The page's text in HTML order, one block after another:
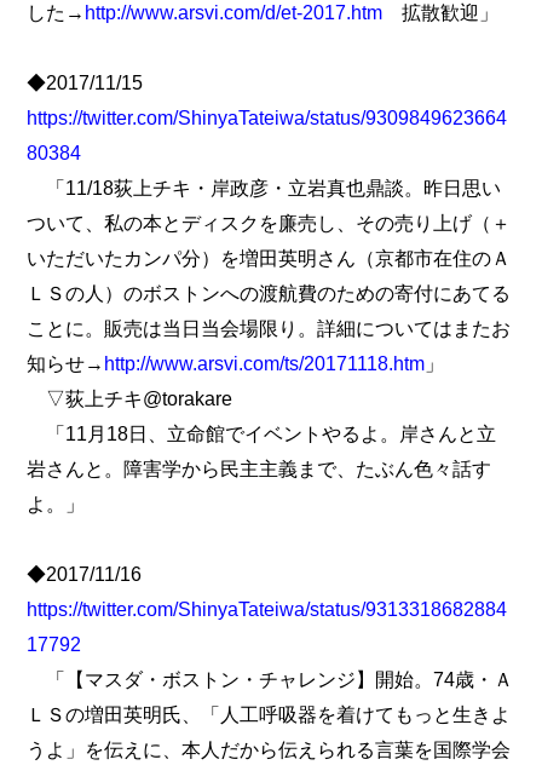
した→ http://www.arsvi.com/d/et-2017.htm 拡散歓迎」
◆2017/11/15
https://twitter.com/ShinyaTateiwa/status/9309849623664
80384
「11/18荻上チキ・岸政彦・立岩真也鼎談。昨日思い
ついて、私の本とディスクを廉売し、その売り上げ（＋
いただいたカンパ分）を増田英明さん（京都市在住のＡ
ＬＳの人）のボストンへの渡航費のための寄付にあてる
ことに。販売は当日当会場限り。詳細についてはまたお
知らせ→ http://www.arsvi.com/ts/20171118.htm 」
▽荻上チキ@torakare
「11月18日、立命館でイベントやるよ。岸さんと立
岩さんと。障害学から民主主義まで、たぶん色々話す
よ。」
◆2017/11/16
https://twitter.com/ShinyaTateiwa/status/9313318682884
17792
「【マスダ・ボストン・チャレンジ】開始。74歳・Ａ
ＬＳの増田英明氏、「人工呼吸器を着けてもっと生きよ
うよ」を伝えに、本人だから伝えられる言葉を国際学会